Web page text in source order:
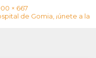
× 667
de Gomia, ¡únete a la